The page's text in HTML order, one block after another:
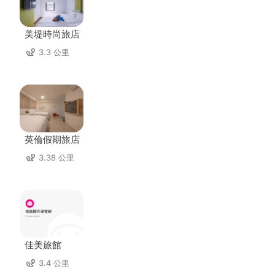
美堤時尚旅店
3.3 公里
英倫假期旅店
3.38 公里
佳美旅館
3.4 公里